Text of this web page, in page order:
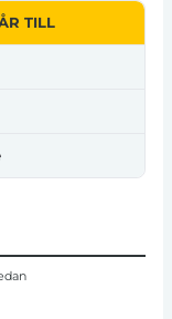
TILL